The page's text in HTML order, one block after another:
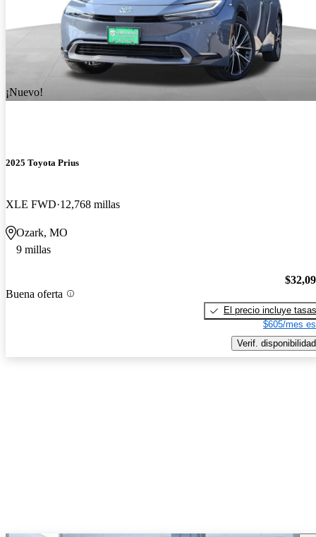
¡Nuevo!
2025 Toyota Prius
XLE FWD 12,768 millas
Ozark, MO
9 millas
Buena oferta
El precio incluye tasas
$605/mes
Verif. disponibilidad